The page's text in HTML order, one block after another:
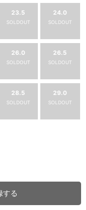
23.5
SOLDOUT
24.0
SOLDOUT
26.0
SOLDOUT
26.5
SOLDOUT
28.5
SOLDOUT
29.0
SOLDOUT
する